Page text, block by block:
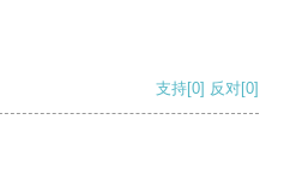
支持[0] 反对[0]